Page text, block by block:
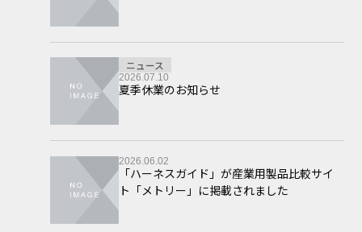
ニュース
2026.07.10
夏季休業のお知らせ
2026.06.02
「ハーネスガイド」が産業用製品比較サイ
ト「メトリー」に掲載されました